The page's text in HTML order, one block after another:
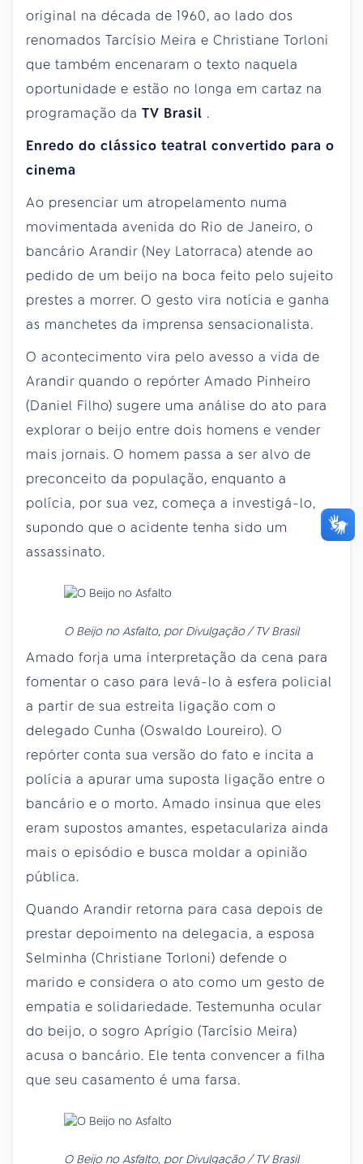
original na década de 1960, ao lado dos
renomados Tarcísio Meira e Christiane Torloni
que também encenaram o texto naquela
oportunidade e estão no longa em cartaz na
programação da TV Brasil .
Enredo do clássico teatral convertido para o
cinema
Ao presenciar um atropelamento numa
movimentada avenida do Rio de Janeiro, o
bancário Arandir (Ney Latorraca) atende ao
pedido de um beijo na boca feito pelo sujeito
prestes a morrer. O gesto vira notícia e ganha
as manchetes da imprensa sensacionalista.
O acontecimento vira pelo avesso a vida de
Arandir quando o repórter Amado Pinheiro
(Daniel Filho) sugere uma análise do ato para
explorar o beijo entre dois homens e vender
mais jornais. O homem passa a ser alvo de
preconceito da população, enquanto a
polícia, por sua vez, começa a investigá-lo,
supondo que o acidente tenha sido um
assassinato.
O Beijo no Asfalto, por Divulgação / TV Brasil
Amado forja uma interpretação da cena para
fomentar o caso para levá-lo à esfera policial
a partir de sua estreita ligação com o
delegado Cunha (Oswaldo Loureiro). O
repórter conta sua versão do fato e incita a
polícia a apurar uma suposta ligação entre o
bancário e o morto. Amado insinua que eles
eram supostos amantes, espetaculariza ainda
mais o episódio e busca moldar a opinião
pública.
Quando Arandir retorna para casa depois de
prestar depoimento na delegacia, a esposa
Selminha (Christiane Torloni) defende o
marido e considera o ato como um gesto de
empatia e solidariedade. Testemunha ocular
do beijo, o sogro Aprígio (Tarcísio Meira)
acusa o bancário. Ele tenta convencer a filha
que seu casamento é uma farsa.
O Beijo no Asfalto, por Divulgação / TV Brasil